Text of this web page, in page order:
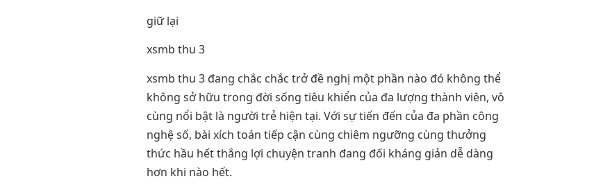
giữ lại
xsmb thu 3
xsmb thu 3 đang chắc chắc trở đề nghị một phần nào đó không thể
không sở hữu trong đời sống tiêu khiển của đa lượng thành viên, vô
cùng nổi bật là người trẻ hiện tại. Với sự tiến đến của đa phần công
nghệ số, bài xích toán tiếp cận cùng chiêm ngưỡng cùng thưởng
thức hầu hết thắng lợi chuyện tranh đang đối kháng giản dễ dàng
hơn khi nào hết.